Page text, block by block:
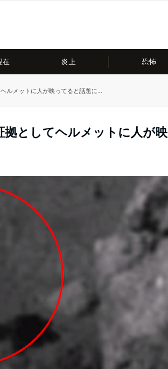
在 炎上 恐怖
ルメットに人が映ってると話題に…
としてヘルメットに人が映